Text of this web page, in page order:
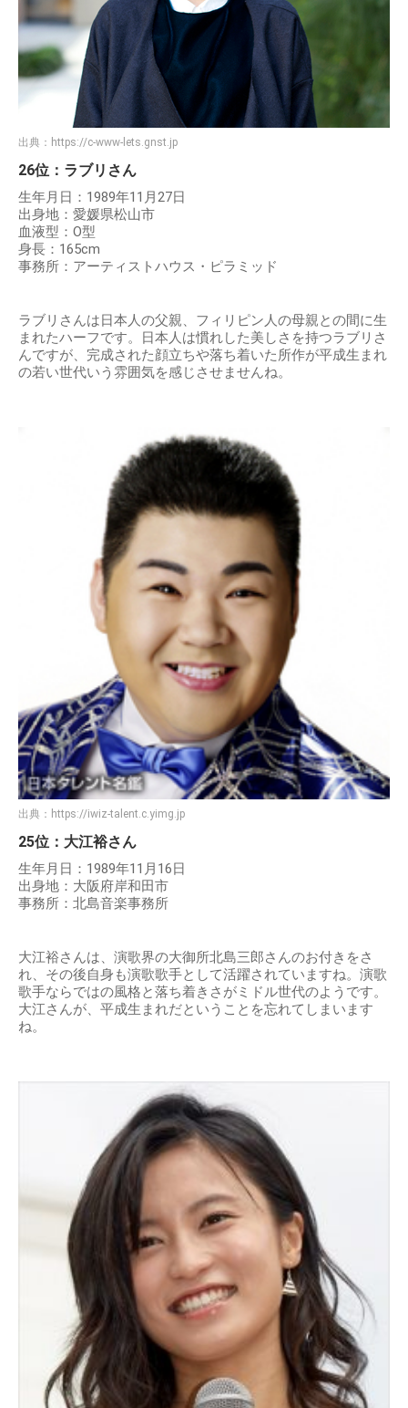
出典： https://c-www-lets.gnst.jp
26位：ラブリさん
生年月日：1989年11月27日
出身地：愛媛県松山市
血液型：O型
身長：165cm
事務所：アーティストハウス・ピラミッド
ラブリさんは日本人の父親、フィリピン人の母親との間に生
まれたハーフです。日本人は慣れした美しさを持つラブリさ
んですが、完成された顔立ちや落ち着いた所作が平成生まれ
の若い世代いう雰囲気を感じさせませんね。
出典： https://iwiz-talent.c.yimg.jp
25位：大江裕さん
生年月日：1989年11月16日
出身地：大阪府岸和田市
事務所：北島音楽事務所
大江裕さんは、演歌界の大御所北島三郎さんのお付きをさ
れ、その後自身も演歌歌手として活躍されていますね。演歌
歌手ならではの風格と落ち着きさがミドル世代のようです。
大江さんが、平成生まれだということを忘れてしまいます
ね。